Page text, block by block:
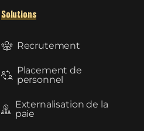
Solutions
Recrutement
Placement de
personnel
Externalisation de la
paie